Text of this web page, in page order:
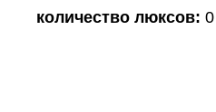
количество люксов: 0